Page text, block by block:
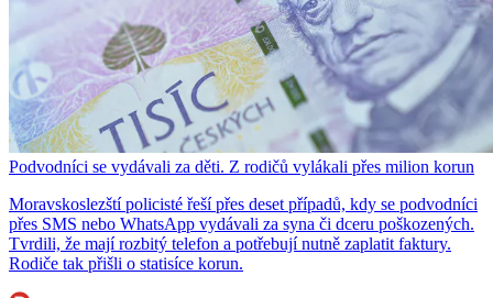
Podvodníci se vydávali za děti. Z rodičů vylákali přes milion korun
Moravskoslezští policisté řeší přes deset případů, kdy se podvodníci
přes SMS nebo WhatsApp vydávali za syna či dceru poškozených.
Tvrdili, že mají rozbitý telefon a potřebují nutně zaplatit faktury.
Rodiče tak přišli o statisíce korun.